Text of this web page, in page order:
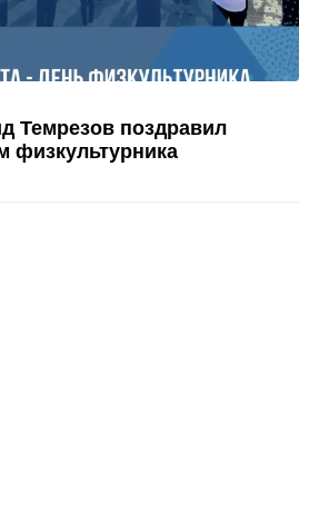
Темрезов поздравил
физкультурника